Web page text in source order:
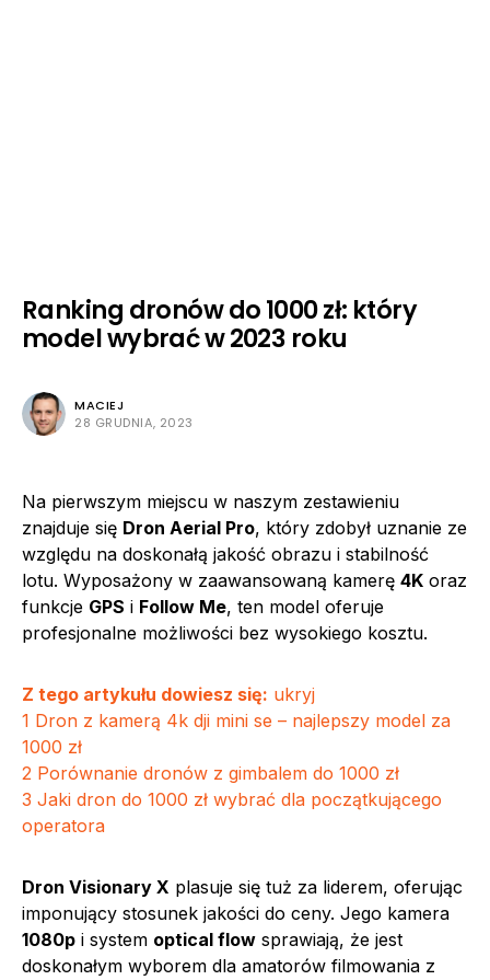
Ranking dronów do 1000 zł: który
model wybrać w 2023 roku
MACIEJ
28 GRUDNIA, 2023
Na pierwszym miejscu w naszym zestawieniu
znajduje się Dron Aerial Pro, który zdobył uznanie ze
względu na doskonałą jakość obrazu i stabilność
lotu. Wyposażony w zaawansowaną kamerę 4K oraz
funkcje GPS i Follow Me, ten model oferuje
profesjonalne możliwości bez wysokiego kosztu.
Z tego artykułu dowiesz się: ukryj
1 Dron z kamerą 4k dji mini se – najlepszy model za
1000 zł
2 Porównanie dronów z gimbalem do 1000 zł
3 Jaki dron do 1000 zł wybrać dla początkującego
operatora
Dron Visionary X plasuje się tuż za liderem, oferując
imponujący stosunek jakości do ceny. Jego kamera
1080p i system optical flow sprawiają, że jest
doskonałym wyborem dla amatorów filmowania z